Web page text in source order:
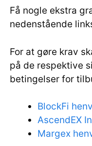
Få nogle ekstra
nedenstående
For at gøre krav
på de respektive
betingelser for
BlockFi
AscendEX
Margex